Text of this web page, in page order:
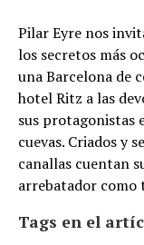
Pilar Eyre nos
los secretos más
una Barcelona de
hotel Ritz a las
sus protagonistas
cuevas. Criados y
canallas cuentan
arrebatador como
Tags en el